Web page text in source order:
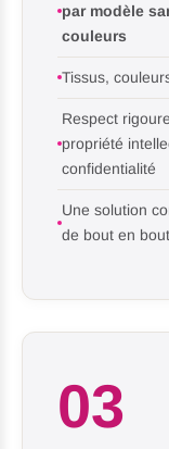
par modèle
couleurs
Tissus,
Respect
propriété
confidentialité
Une solution
de bout en bout
03